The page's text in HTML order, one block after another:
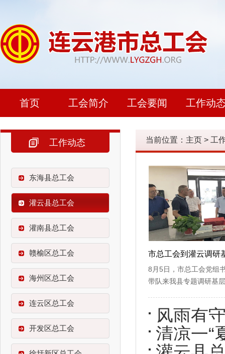
首页 工会简介 工会要闻 工作动
工作动态
东海县总工会
灌云县总工会
灌南县总工会
赣榆区总工会
海州区总工会
连云区总工会
开发区总工会
当前位置： 主页 > 工
8月5日，市总工会党组
带队来我县专题调研基
风雨有
牢户外
清凉一“